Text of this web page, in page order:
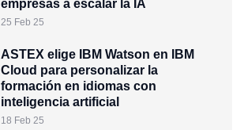
empresas a escalar la IA
25 Feb 25
ASTEX elige IBM Watson en IBM
Cloud para personalizar la
formación en idiomas con
inteligencia artificial
18 Feb 25